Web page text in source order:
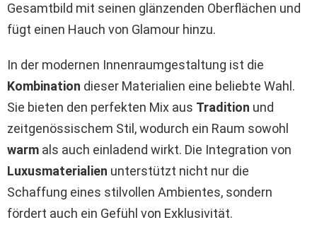
Gesamtbild mit seinen glänzenden Oberflächen und
fügt einen Hauch von Glamour hinzu.
In der modernen Innenraumgestaltung ist die
Kombination dieser Materialien eine beliebte Wahl.
Sie bieten den perfekten Mix aus Tradition und
zeitgenössischem Stil, wodurch ein Raum sowohl
warm als auch einladend wirkt. Die Integration von
Luxusmaterialien unterstützt nicht nur die
Schaffung eines stilvollen Ambientes, sondern
fördert auch ein Gefühl von Exklusivität.